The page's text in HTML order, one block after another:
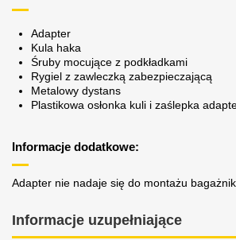
Adapter
Kula haka
Śruby mocujące z podkładkami
Rygiel z zawleczką zabezpieczającą
Metalowy dystans
Plastikowa osłonka kuli i zaślepka
Informacje dodatkowe:
Adapter nie nadaje się do montażu
Informacje uzupełniające